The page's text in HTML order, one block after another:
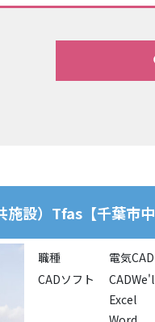
設）Tfas【千葉市
職種
電気
CADソフト
Excel